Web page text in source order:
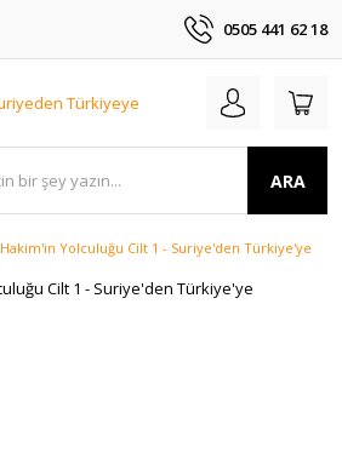
0505 441 62 18
ARA
Hakim'in Yolculuğu Cilt 1 - Suriye'den Türkiye'ye